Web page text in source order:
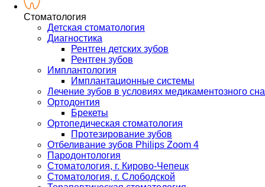
Стоматология
Детская стоматология
Диагностика
Рентген детских зубов
Рентген зубов
Имплантология
Имплантационные системы
Лечение зубов в условиях медикаментозного сна
Ортодонтия
Брекеты
Ортопедическая стоматология
Протезирование зубов
Отбеливание зубов Philips Zoom 4
Пародонтология
Стоматология, г. Кирово-Чепецк
Стоматология, г. Слободской